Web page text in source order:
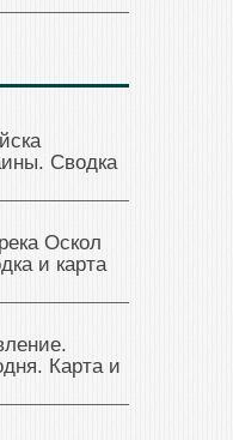
Сводка
Оскол
и карта
Карта и